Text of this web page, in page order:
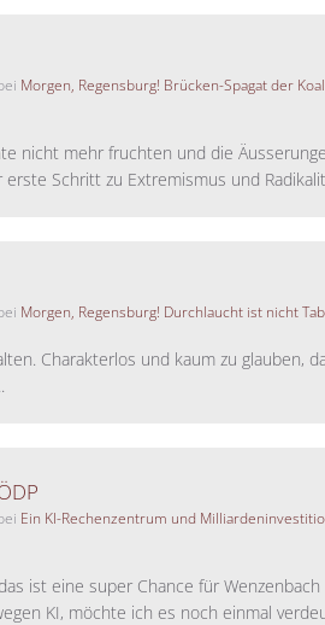
Morgen, Regensburg! Brücken-Spagat der
nicht mehr fruchten und die
Schritt zu Extremismus und
Morgen, Regensburg! Durchlaucht ist nicht
Charakterlos und kaum zu glauben,
Ein KI-Rechenzentrum und
ist eine super Chance für
KI, möchte ich es noch einmal